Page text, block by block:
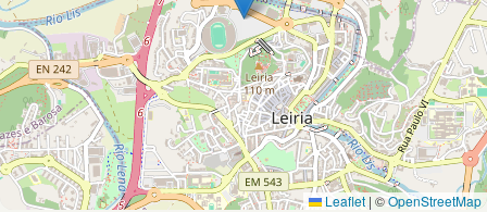
Leaflet | ©OpenStreetMap